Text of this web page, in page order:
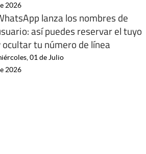
2026
lanza los nombres de
así puedes reservar el tuyo
ocultar tu número de línea
01 de Julio
2026